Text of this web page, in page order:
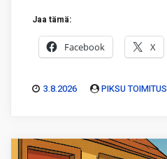
Jaa tämä:
Facebook X
3.8.2026 PIKSU TOIMITUS